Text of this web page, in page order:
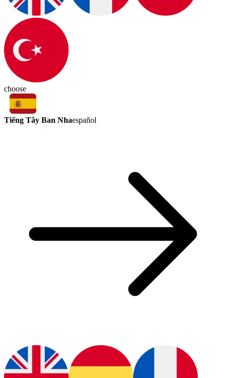
choose
Tiếng Tây Ban Nhaespañol